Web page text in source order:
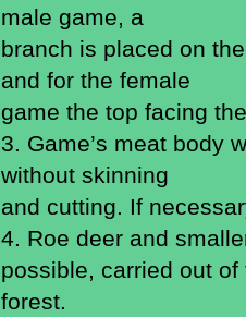
male game, a
branch is placed on
and for the female
game the top facing
3. Game’s meat body
without skinning
and cutting. If
4. Roe deer and
possible, carried out of
forest.